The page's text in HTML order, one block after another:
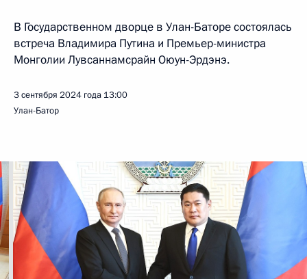
В Государственном дворце в Улан-Баторе состоялась
встреча Владимира Путина и Премьер-министра
Монголии Лувсаннамсрайн Оюун-Эрдэнэ.
3 сентября 2024 года 13:00
Улан-Батор